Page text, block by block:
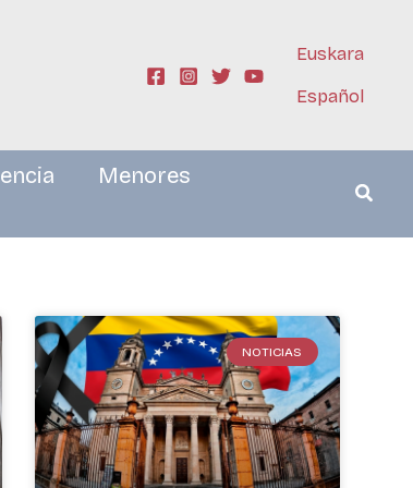
Euskara
Español
Menores
NOTICIAS